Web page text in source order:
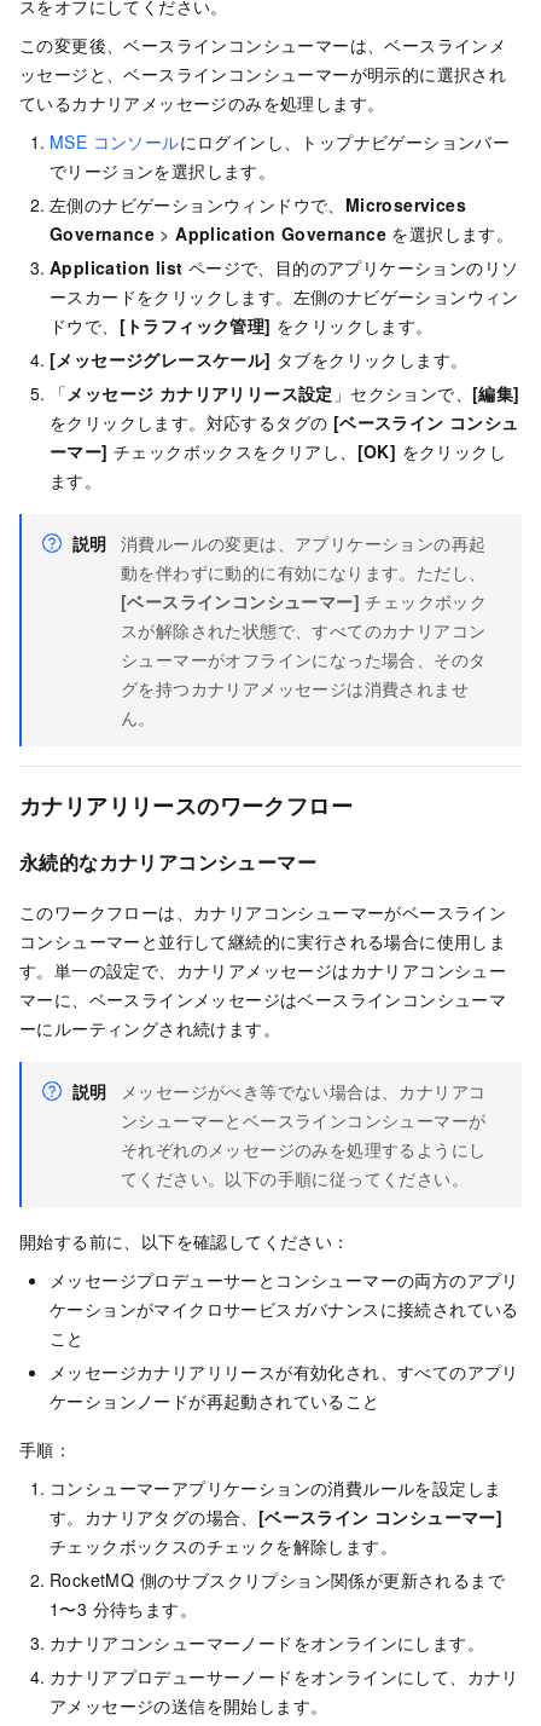
スをオフにしてください。
この変更後、ベースラインコンシューマーは、ベースラインメ
ッセージと、ベースラインコンシューマーが明示的に選択され
ているカナリアメッセージのみを処理します。
MSE コンソールにログインし、トップナビゲーションバー
でリージョンを選択します。
左側のナビゲーションウィンドウで、 Microservices
Governance >Application Governance を選択します。
Application list ページで、目的のアプリケーションのリソ
ースカードをクリックします。左側のナビゲーションウィン
ドウで、 [トラフィック管理] をクリックします。
[メッセージグレースケール] タブをクリックします。
「メッセージ カナリアリリース設定 」セクションで、 [編集]
をクリックします。対応するタグの [ベースライン コンシュ
ーマー] チェックボックスをクリアし、 [OK] をクリックし
ます。
説明 消費ルールの変更は、アプリケーションの再起
動を伴わずに動的に有効になります。ただし、
[ベースラインコンシューマー] チェックボック
スが解除された状態で、すべてのカナリアコン
シューマーがオフラインになった場合、そのタ
グを持つカナリアメッセージは消費されませ
ん。
カナリアリリースのワークフロー
永続的なカナリアコンシューマー
このワークフローは、カナリアコンシューマーがベースライン
コンシューマーと並行して継続的に実行される場合に使用しま
す。単一の設定で、カナリアメッセージはカナリアコンシュー
マーに、ベースラインメッセージはベースラインコンシューマ
ーにルーティングされ続けます。
説明
メッセージがべき等でない場合は、カナリアコ
ンシューマーとベースラインコンシューマーが
それぞれのメッセージのみを処理するようにし
てください。以下の手順に従ってください。
開始する前に、以下を確認してください：
メッセージプロデューサーとコンシューマーの両方のアプリ
ケーションがマイクロサービスガバナンスに接続されている
こと
メッセージカナリアリリースが有効化され、すべてのアプリ
ケーションノードが再起動されていること
手順：
コンシューマーアプリケーションの消費ルールを設定しま
す。カナリアタグの場合、 [ベースライン コンシューマー]
チェックボックスのチェックを解除します。
RocketMQ 側のサブスクリプション関係が更新されるまで
1〜3 分待ちます。
カナリアコンシューマーノードをオンラインにします。
カナリアプロデューサーノードをオンラインにして、カナリ
アメッセージの送信を開始します。